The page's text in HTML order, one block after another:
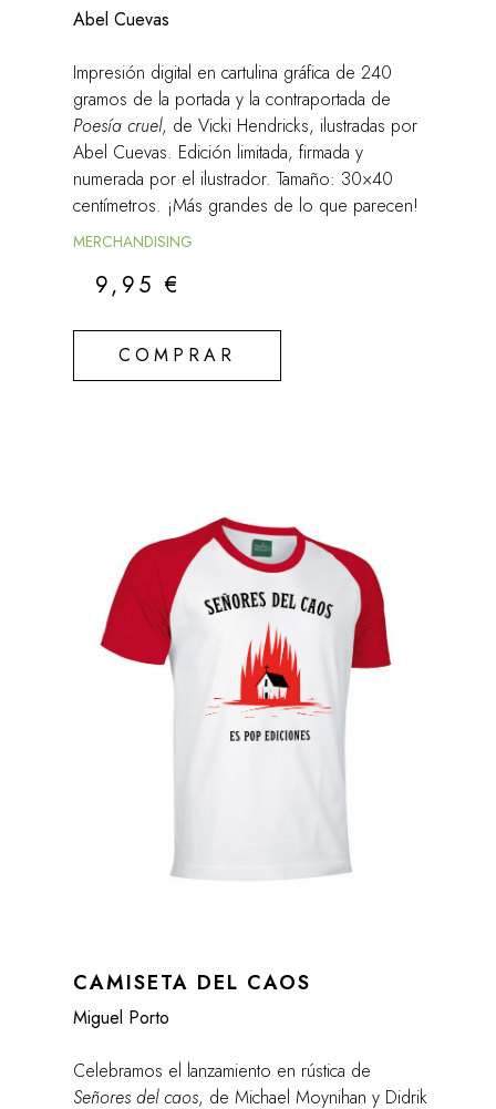
Abel Cuevas
Impresión digital en cartulina gráfica de 240
gramos de la portada y la contraportada de
Poesía cruel, de Vicki Hendricks, ilustradas por
Abel Cuevas. Edición limitada, firmada y
numerada por el ilustrador. Tamaño: 30×40
centímetros. ¡Más grandes de lo que parecen!
MERCHANDISING
9,95€
COMPRAR
CAMISETA DEL CAOS
Miguel Porto
Celebramos el lanzamiento en rústica de
Señores del caos, de Michael Moynihan y Didrik